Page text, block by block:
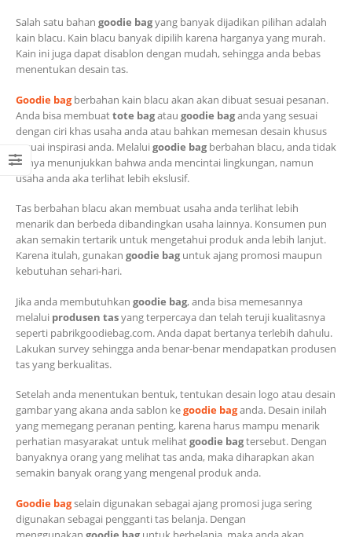
Salah satu bahan goodie bagyang banyak dijadikan pilihan adalah
kain blacu. Kain blacu banyak dipilih karena harganya yang murah.
Kain ini juga dapat disablon dengan mudah, sehingga anda bebas
menentukan desain tas.
Goodie bagberbahan kain blacu akan akan dibuat sesuai pesanan.
Anda bisa membuattote bagatau goodie baganda yang sesuai
dengan ciri khas usaha anda atau bahkan memesan desain khusus
sesuai inspirasi anda. Melaluigoodie bagberbahan blacu, anda tidak
hanya menunjukkan bahwa anda mencintai lingkungan, namun
usaha anda aka terlihat lebih ekslusif.
Tas berbahan blacu akan membuat usaha anda terlihat lebih
menarik dan berbeda dibandingkan usaha lainnya. Konsumen pun
akan semakin tertarik untuk mengetahui produk anda lebih lanjut.
Karena itulah, gunakan goodie baguntuk ajang promosi maupun
kebutuhan sehari-hari.
Jika anda membutuhkan goodie bag, anda bisa memesannya
melalui produsen tasyang terpercaya dan telah teruji kualitasnya
seperti pabrikgoodiebag.com. Anda dapat bertanya terlebih dahulu.
Lakukan survey sehingga anda benar-benar mendapatkan produsen
tas yang berkualitas.
Setelah anda menentukan bentuk, tentukan desain logo atau desain
gambar yang akana anda sablon kegoodie baganda. Desain inilah
yang memegang peranan penting, karena harus mampu menarik
perhatian masyarakat untuk melihatgoodie bagtersebut. Dengan
banyaknya orang yang melihat tas anda, maka diharapkan akan
semakin banyak orang yang mengenal produk anda.
Goodie bagselain digunakan sebagai ajang promosi juga sering
digunakan sebagai pengganti tas belanja. Dengan